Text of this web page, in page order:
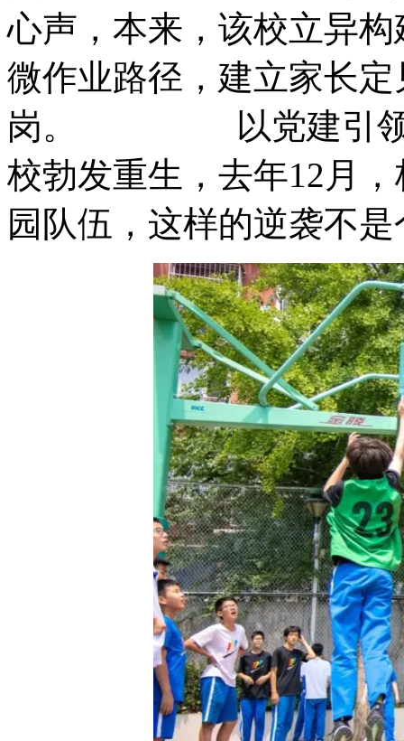
心声，本来，该校立异
微作业路径，建立家长
岗。 以党建引领破
校勃发重生，去年12月
园队伍，这样的逆袭